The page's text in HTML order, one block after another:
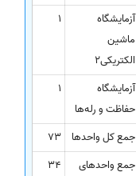
آزمایشگاه
ماشین
الکتریکی2
1
آزمایشگاه
حفاظت و رله‌ها
1
جمع کل واحدها
73
جمع واحدهای
34